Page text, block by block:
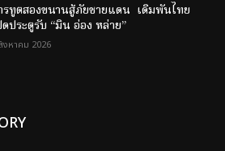
รทูตสองขนานสู้ภัยชายแดน เดิมพันไทย
ดประตูรับ “มิน อ่อง หล่าย”
งหาคม 2026